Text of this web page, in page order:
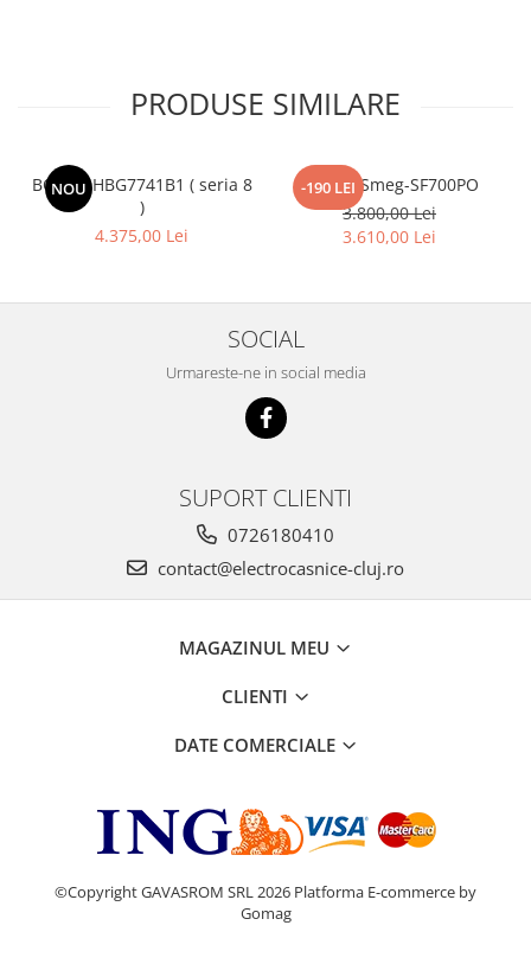
PRODUSE SIMILARE
NOU
BOSCH HBG7741B1 ( seria 8
)
4.375,00 Lei
-190 LEI
Cuptor-Smeg-SF700PO
3.800,00 Lei
3.610,00 Lei
SOCIAL
Urmareste-ne in social media
SUPORT CLIENTI
0726180410
contact@electrocasnice-cluj.ro
MAGAZINUL MEU
CLIENTI
DATE COMERCIALE
©Copyright GAVASROM SRL 2026 Platforma E-commerce by
Gomag